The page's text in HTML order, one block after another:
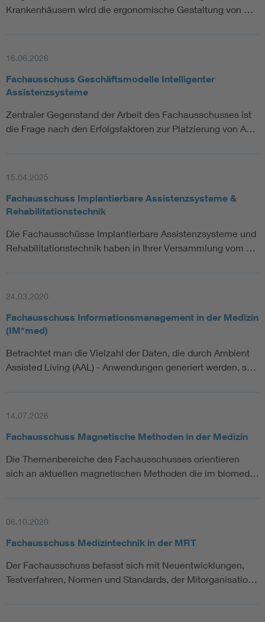
Krankenhäusern wird die ergonomische Gestaltung von …
16.06.2026
Fachausschuss Geschäftsmodelle Intelligenter
Assistenzsysteme
Zentraler Gegenstand der Arbeit des Fachausschusses ist
die Frage nach den Erfolgsfaktoren zur Platzierung von A…
15.04.2025
Fachausschuss Implantierbare Assistenzsysteme &
Rehabilitationstechnik
Die Fachausschüsse Implantierbare Assistenzsysteme und
Rehabilitationstechnik haben in Ihrer Versammlung vom …
24.03.2020
Fachausschuss Informationsmanagement in der Medizin
(IM*med)
Betrachtet man die Vielzahl der Daten, die durch Ambient
Assisted Living (AAL) - Anwendungen generiert werden, s…
14.07.2026
Fachausschuss Magnetische Methoden in der Medizin
Die Themenbereiche des Fachausschusses orientieren
sich an aktuellen magnetischen Methoden die im biomed…
06.10.2020
Fachausschuss Medizintechnik in der MRT
Der Fachausschuss befasst sich mit Neuentwicklungen,
Testverfahren, Normen und Standards, der Mitorganisatio…